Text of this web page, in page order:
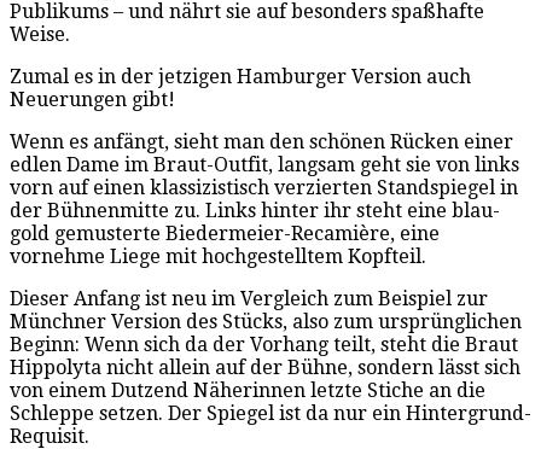
Publikums – und nährt sie auf besonders spaßhafte
Weise.
Zumal es in der jetzigen Hamburger Version auch
Neuerungen gibt!
Wenn es anfängt, sieht man den schönen Rücken einer
edlen Dame im Braut-Outfit, langsam geht sie von links
vorn auf einen klassizistisch verzierten Standspiegel in
der Bühnenmitte zu. Links hinter ihr steht eine blau-
gold gemusterte Biedermeier-Recamière, eine
vornehme Liege mit hochgestelltem Kopfteil.
Dieser Anfang ist neu im Vergleich zum Beispiel zur
Münchner Version des Stücks, also zum ursprünglichen
Beginn: Wenn sich da der Vorhang teilt, steht die Braut
Hippolyta nicht allein auf der Bühne, sondern lässt sich
von einem Dutzend Näherinnen letzte Stiche an die
Schleppe setzen. Der Spiegel ist da nur ein Hintergrund-
Requisit.